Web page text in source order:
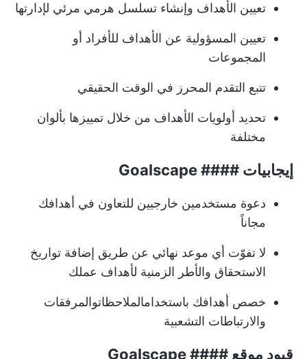
تعيين الأهداف وإنشاء تسلسل هرمي مرئي لإدارتها
تعيين المسؤولية عن الأهداف للأفراد أو
المجموعات
تتبع التقدم المحرز في الوقت الحقيقي
تحديد أولويات الأهداف من خلال تمييزها بألوان
مختلفة
إيجابيات #### Goalscape
دعوة مستخدمين خارجيين للتعاون في أهدافك
مجاناً
لا تفوّت أي موعد نهائي عن طريق إضافة تواريخ
الاستحقاق والأطر الزمنية لأهداف عملك
خصص أهدافك باستخدامالملاحظاتوالمرفقات
والارتباطات التشعبية
قيود موقع #### Goalscape